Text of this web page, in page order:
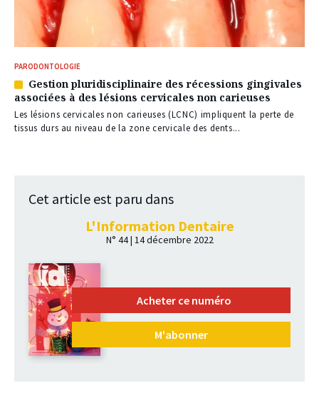
PARODONTOLOGIE
Article
réservé
à
nos
Gestion pluridisciplinaire des récessions gingivales
associées à des lésions cervicales non carieuses
Les lésions cervicales non carieuses (LCNC) impliquent la perte de
tissus durs au niveau de la zone cervicale des dents...
Cet article est paru dans
L'Information Dentaire
N° 44 | 14 décembre 2022
Acheter ce numéro
M'abonner